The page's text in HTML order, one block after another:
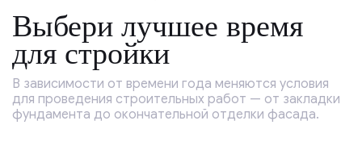
Выбери лучшее время
для стройки
В зависимости от времени года меняются условия
для проведения строительных работ — от закладки
фундамента до окончательной отделки фасада.